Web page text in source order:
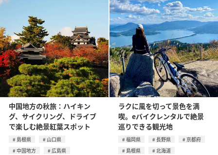
中国地方の秋旅：ハイキン
グ、サイクリング、ドライブ
で楽しむ絶景紅葉スポット
島根県
山口県
中国地方
広島県
ラクに風を切って景色を満
喫。eバイクレンタルで絶景
巡りできる観光地
福岡県 長野県
京都府
島根県
北海道